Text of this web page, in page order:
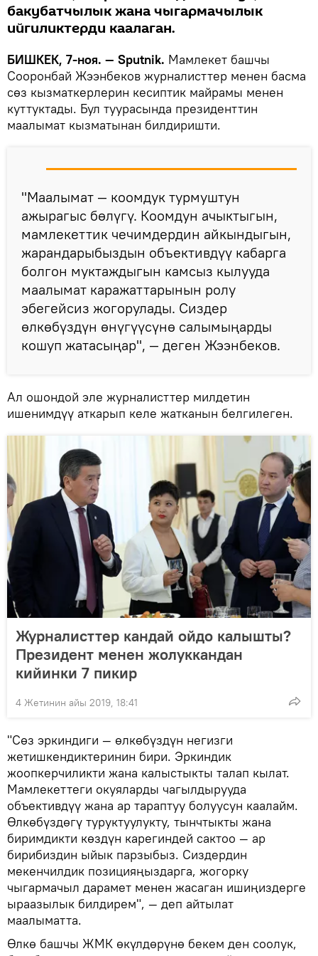
бакубатчылык жана чыгармачылык
ийгиликтерди каалаган.
БИШКЕК, 7-ноя. — Sputnik. Мамлекет башчы
Сооронбай Жээнбеков журналисттер менен басма
сөз кызматкерлерин кесиптик майрамы менен
куттуктады. Бул туурасында президенттин
маалымат кызматынан билдиришти.
"Маалымат — коомдук турмуштун
ажырагыс бөлүгү. Коомдун ачыктыгын,
мамлекеттик чечимдердин айкындыгын,
жарандарыбыздын объективдүү кабарга
болгон муктаждыгын камсыз кылууда
маалымат каражаттарынын ролу
эбегейсиз жогорулады. Сиздер
өлкөбүздүн өнүгүүсүнө салымыңарды
кошуп жатасыңар", — деген Жээнбеков.
Ал ошондой эле журналисттер милдетин
ишенимдүү аткарып келе жатканын белгилеген.
Журналисттер кандай ойдо калышты?
Президент менен жолуккандан
кийинки 7 пикир
4 Жетинин айы 2019, 18:41
"Сөз эркиндиги — өлкөбүздүн негизги
жетишкендиктеринин бири. Эркиндик
жоопкерчиликти жана калыстыкты талап кылат.
Мамлекеттеги окуяларды чагылдырууда
объективдүү жана ар тараптуу болуусун каалайм.
Өлкөбүздөгү туруктуулукту, тынчтыкты жана
биримдикти көздүн карегиндей сактоо — ар
бирибиздин ыйык парзыбыз. Сиздердин
мекенчилдик позицияңыздарга, жогорку
чыгармачыл дарамет менен жасаган ишиңиздерге
ыраазылык билдирем", — деп айтылат
маалыматта.
Өлкө башчы ЖМК өкүлдөрүнө бекем ден соолук,